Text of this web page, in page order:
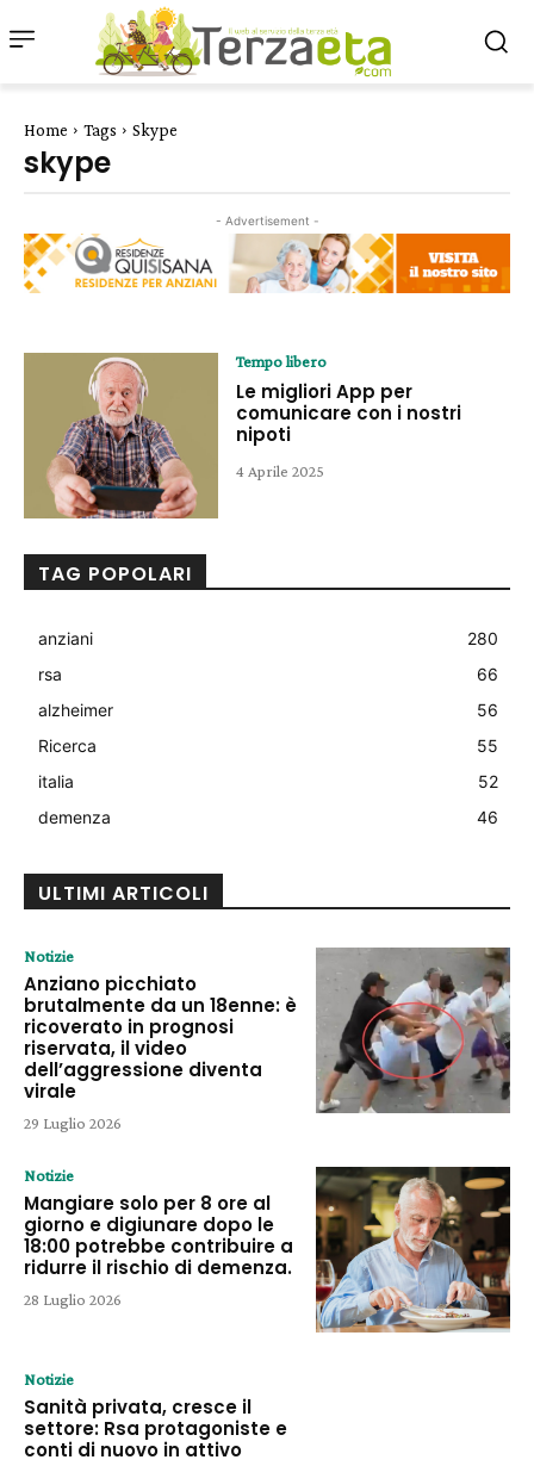
Home Tags Skype
skype
- Advertisement -
Tempo libero
Le migliori App per
comunicare con i nostri
nipoti
4 Aprile 2025
TAG POPOLARI
anziani
280
rsa
66
alzheimer
56
Ricerca
55
italia
52
demenza
46
ULTIMI ARTICOLI
Notizie
Anziano picchiato
brutalmente da un 18enne: è
ricoverato in prognosi
riservata, il video
dell’aggressione diventa
virale
29 Luglio 2026
Notizie
Mangiare solo per 8 ore al
giorno e digiunare dopo le
18:00 potrebbe contribuire a
ridurre il rischio di demenza.
28 Luglio 2026
Notizie
Sanità privata, cresce il
settore: Rsa protagoniste e
conti di nuovo in attivo